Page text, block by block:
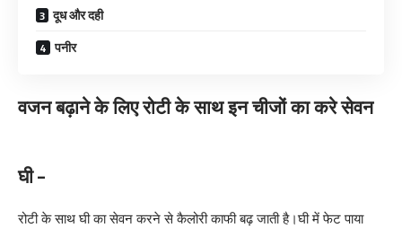
दूध और दही
पनीर
वजन बढ़ाने के लिए रोटी के साथ इन चीजों का करे सेवन
घी –
रोटी के साथ घी का सेवन करने से कैलोरी काफी बढ़ जाती है।घी में फेट पाया